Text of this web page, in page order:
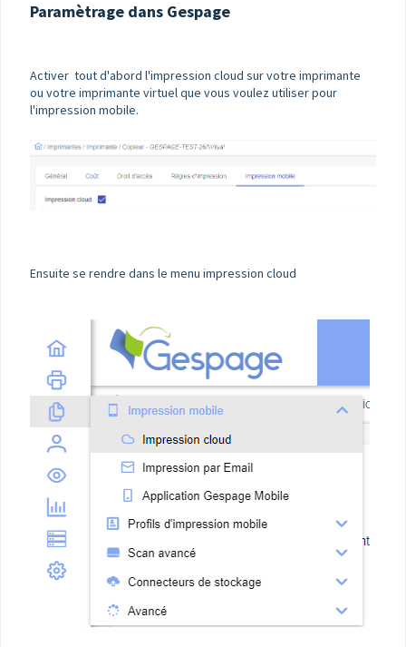
Paramètrage dans Gespage
Activer tout d'abord l'impression cloud sur votre imprimante
ou votre imprimante virtuel que vous voulez utiliser pour
l'impression mobile.
Ensuite se rendre dans le menu impression cloud